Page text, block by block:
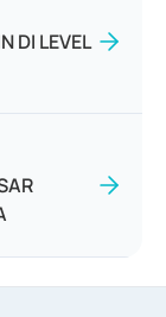
DI LEVEL